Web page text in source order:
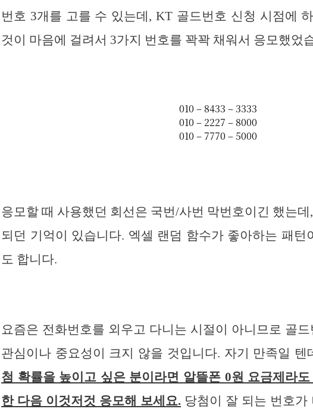
번호 3개를 고를 수 있는데, KT 골드번호 신청 시점에
것이 마음에 걸려서 3가지 번호를 꽉꽉 채워서 응모했었
응모할 때 사용했던 회선은 국번/사번 막번호이긴 했는
되던 기억이 있습니다. 엑셀 랜덤 함수가 좋아하는 패턴
도 합니다.
요즘은 전화번호를 외우고 다니는 시절이 아니므로 골
관심이나 중요성이 크지 않을 것입니다. 자기 만족일 텐
첨 확률을 높이고 싶은 분이라면 알뜰폰 0원 요금제라
한 다음 이것저것 응모해 보세요. 당첨이 잘 되는 번호가